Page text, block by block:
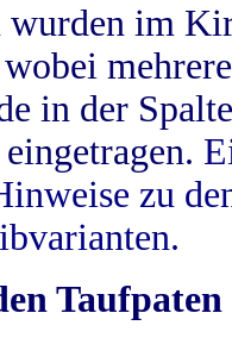
wurden im
in der
zu
Taufpaten